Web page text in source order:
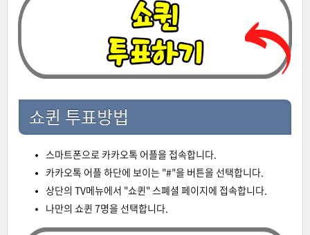
쇼퀸 투표방법
스마트폰으로 카카오톡 어플을 접속합니다.
카카오톡 어플 하단에 보이는 "#"을 버튼을 선택합니다.
상단의 TV메뉴에서 "쇼퀸" 스폐셜 페이지에 접속합니다.
나만의 쇼퀸 7명을 선택합니다.